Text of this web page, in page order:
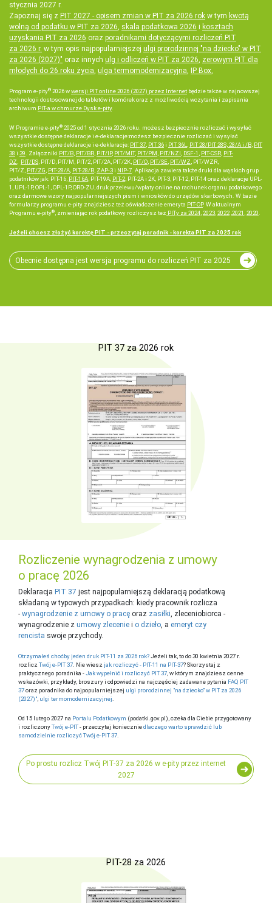
stycznia 2027 r.
Zapoznaj się z PIT 2027 - opisem zmian w PIT za 2026 rok w tym kwotą
wolną od podatku w PIT za 2026, skala podatkowa 2026 i kosztach
uzyskania PIT za 2026 oraz poradnikami dotyczącymi rozliczeń PIT
za 2026 r. w tym opis najpopularniejszej ulgi prorodzinnej "na dziecko" w PIT
za 2026 (2027)" oraz innych ulg i odliczeń w PIT za 2026, zerowym PIT dla
młodych do 26 roku życia, ulga termomodernizacyjna, IP Box,
Program e-pity® 2026 wwersji PIT online 2026 (2027) przez Internet będzie także w najnowszej
technologii dostosowanej do tabletów i komórek oraz z możliwością wczytania i zapisania
archiwum PIT-a w chmurze Dysk e-pity.
W Programie e-pity® 2025 od 1 stycznia 2026 roku. możesz bezpiecznie rozliczać i wysyłać
wszystkie dostępne deklaracje i e-deklaracje:możesz bezpiecznie rozliczać i wysyłać
wszystkie dostępne deklaracje i e-deklaracje: PIT 37, PIT 36i PIT 36L, PIT 28/PIT 28S, 28/A i /B, PIT
38 i 39. Załączniki PIT/B, PIT/BR, PIT/IP, PIT/MIT, PIT/PM, PIT/NZI, DSF-1 , PIT-CSR, PIT-
DZ, PIT/DS, PIT/D, PIT/M, PIT/2, PIT/2A, PIT/2K, PIT/O, PIT/SE, PIT/WZ, PIT/WZR,
PIT/Z, PIT/ZG, PIT-28/A, PIT-28/B, ZAP-3i NIP-7. Aplikacja zawiera także druki dla wąskich grup
podatników jak: PIT-16, PIT-16A, PIT-19A, PIT-2, PIT-2A i 2K, PIT-3, PIT-12, PIT-14 oraz deklaracje UPL-
1, UPL-1P, OPL-1, OPL-1P, ORD-ZU, druk przelewu/wpłaty online na rachunek organu podatkowego
oraz darmowe wzory najpopularniejszych pism i wniosków do urzędów skarbowych. W bazie
formularzy programu e-pity znajdziesz też oświadczenie emeryta PIT-OP. W aktualnym
Programu e-pity®, zmieniając rok podatkowy rozliczysz też PITy za 2024,2023,2022,2021 ,2020.
Jeżeli chcesz złożyć korektę PIT - przeczytaj poradnik - korekta PIT za 2025 rok
Obecnie dostępna jest wersja programu do rozliczeń PIT za 2025
PIT 37 za 2026 rok
Rozliczenie wynagrodzenia z umowy
o pracę 2026
Deklaracja PIT 37 jest najpopularniejszą deklaracją podatkową
składaną w typowych przypadkach: kiedy pracownik rozlicza
- wynagrodzenie z umowy o pracę oraz zasiłki, zleceniobiorca -
wynagrodzenie z umowy zlecenie i o dzieło, a emeryt czy
rencista swoje przychody.
Otrzymałeś choćby jeden druk PIT-11 za 2026 rok?Jeżeli tak, to do 30 kwietnia 2027 r.
rozlicz Twój e-PIT 37 . Nie wiesz jak rozliczyć - PIT-11 na PIT-37? Skorzystaj z
praktycznego poradnika -Jak wypełnić i rozliczyć PIT 37 , w którym znajdziesz cenne
wskazówki, przykłady, broszury i odpowiedzi na najczęściej zadawane pytania FAQ PIT
37oraz poradnika do najpopularniejszej ulgi prorodzinnej "na dziecko" w PIT za 2026
(2027)" ulgi termomodernizacyjnej
Od 15 lutego 2027 na Portalu Podatkowym (podatki.gov.pl), czeka dla Ciebie przygotowany
i rozliczonyTwój e-PIT- przeczytaj konieczniedlaczego warto sprawdzić lub
samodzielnie rozliczyć Twój e-PIT 37
Po prostu rozlicz Twój PIT-37 za 2026 w e-pity przez internet
2027
PIT-28 za 2026